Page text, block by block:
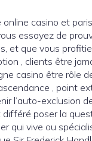
casino et
essayez de
et que vous
, clients être
casino être
, point
l’auto-exclusion
poser la
qui vive ou